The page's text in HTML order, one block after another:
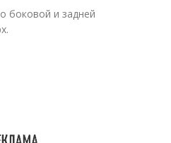
боковой и задней